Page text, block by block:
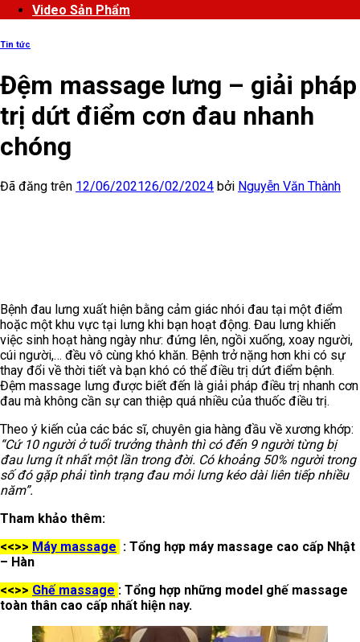
Video Sản Phẩm
Tin tức
Đệm massage lưng – giải pháp
trị dứt điểm cơn đau nhanh
chóng
Đã đăng trên 12/06/202126/02/2024 bởi Nguyễn Văn Thành
Bệnh đau lưng xuất hiện bằng cảm giác nhói đau tại một điểm
hoặc một khu vực tại lưng khi bạn hoạt động. Đau lưng khiến
việc sinh hoạt hàng ngày như: đứng lên, ngồi xuống, xoay người,
cúi người,… đều vô cùng khó khăn. Bệnh trở nặng hơn khi có sự
thay đổi về thời tiết và bạn khó có thể điều trị dứt điểm bệnh.
Đệm massage lưng được biết đến là giải pháp điều trị nhanh cơn
đau mà không cần sự can thiệp quá nhiều của thuốc điều trị.
Theo ý kiến của các bác sĩ, chuyên gia hàng đầu về xương khớp:
“Cứ 10 người ở tuổi trưởng thành thì có đến 9 người từng bị
đau lưng ít nhất một lần trong đời. Có khoảng 50% người trong
số đó gặp phải tình trạng đau mỏi lưng kéo dài liên tiếp nhiều
năm”.
Tham khảo thêm:
<<>> Máy massage : Tổng hợp máy massage cao cấp Nhật
– Hàn
<<>> Ghế massage : Tổng hợp những model ghế massage
toàn thân cao cấp nhất hiện nay.